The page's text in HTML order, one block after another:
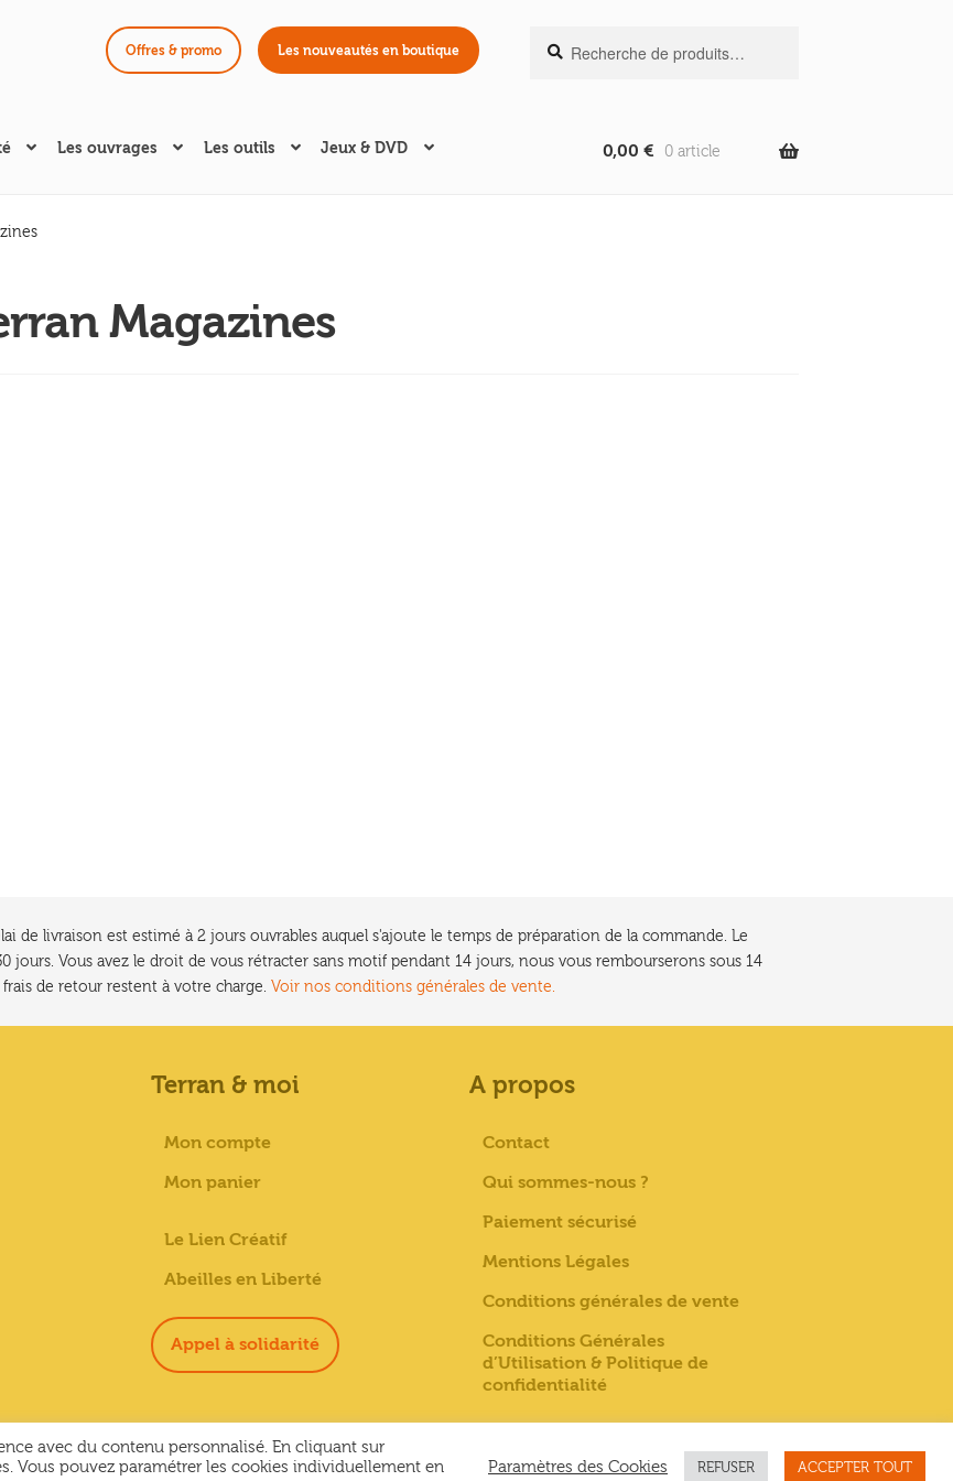
Offres & promo Les nouveautés en boutique
pour :
Recherche
Les ouvrages Les outils Jeux & DVD 0,00 € 0 article
Magazines
de livraison est estimé à 2 jours ouvrables auquel s'ajoute le temps de préparation de la commande. Le
jours. Vous avez le droit de vous rétracter sans motif pendant 14 jours, nous vous rembourserons sous 14
de retour restent à votre charge. Voir nos conditions générales de vente.
Terran & moi
Mon compte
Mon panier
Le Lien Créatif
Abeilles en Liberté
Appel à solidarité
A propos
Contact
Qui sommes-nous ?
Paiement sécurisé
Mentions Légales
Conditions générales de vente
Conditions Générales
d’Utilisation & Politique de
confidentialité
avec du contenu personnalisé. En cliquant sur
Vous pouvez paramétrer les cookies individuellement en
Paramètres des Cookies REFUSER ACCEPTER TOUT